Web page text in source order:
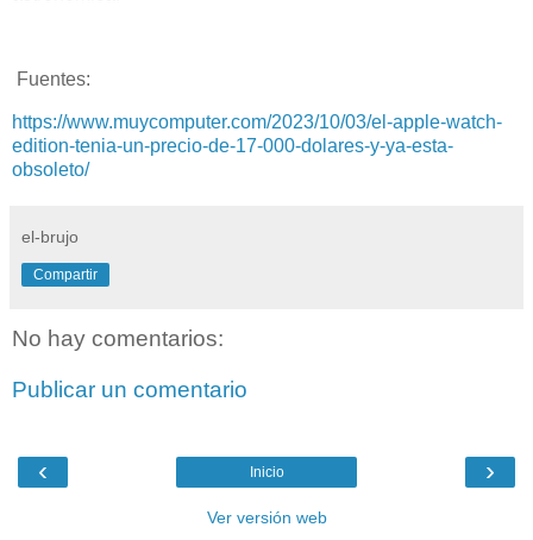
Fuentes:
https://www.muycomputer.com/2023/10/03/el-apple-watch-
edition-tenia-un-precio-de-17-000-dolares-y-ya-esta-
obsoleto/
el-brujo
Compartir
No hay comentarios:
Publicar un comentario
‹ ›
Inicio
Ver versión web